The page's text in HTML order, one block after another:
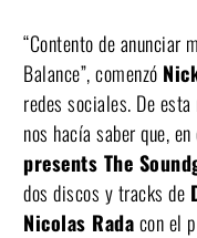
“Contento de anunciar
Balance”, comenzó
redes sociales. De
nos hacía saber que,
presents The
dos discos y tracks de
Nicolas Radacon el